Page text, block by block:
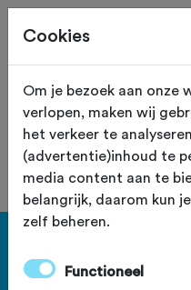
Site staat in teststand
XS
De vereniging
is niet
Cookies
Om je bezoek aan onze
verlopen, maken wij
het verkeer te
(advertentie)inhoud te
media content aan te
belangrijk, daarom kun
zelf beheren.
Functioneel